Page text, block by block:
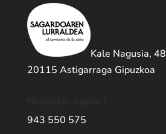
Kale Nagusia, 48
20115 Astigarraga Gipuzkoa
943 550 575